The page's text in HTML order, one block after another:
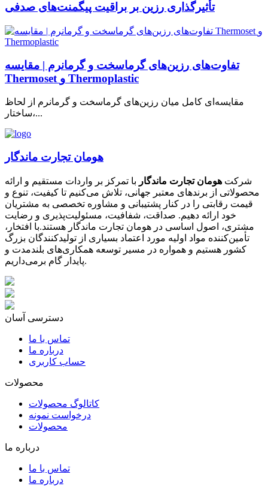
تأثیرگذاری رزین بر براقیت پیگمنت‌های صدفی
تفاوت‌های رزین‌های گرماسخت و گرمانرم | مقایسه
Thermoset و Thermoplastic
مقایسه‌ای کامل میان رزین‌های گرماسخت و گرمانرم از لحاظ
ساختار،...
هومان تجارت ماندگار
شرکت هومان تجارت ماندگار با تمرکز بر واردات مستقیم و ارائه
محصولاتی از برندهای معتبر جهانی، تلاش می‌کنیم تا کیفیت، تنوع و
قیمت رقابتی را در کنار پشتیبانی و مشاوره تخصصی به مشتریان
خود ارائه دهیم. صداقت، شفافیت، مسئولیت‌پذیری و رضایت
مشتری، اصول اساسی در هومان تجارت ماندگار هستند.با افتخار،
تأمین‌کننده مواد اولیه مورد اعتماد بسیاری از تولیدکنندگان بزرگ
کشور هستیم و همواره در مسیر توسعه همکاری‌های بلندمدت و
پایدار گام برمی‌داریم.
دسترسی آسان
تماس با ما
درباره ما
حساب کاربری
محصولات
کاتالوگ محصولات
درخواست نمونه
محصولات
درباره ما
تماس با ما
درباره ما